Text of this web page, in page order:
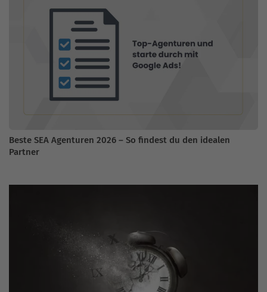
Beste SEA Agenturen 2026 – So findest du den idealen
Partner